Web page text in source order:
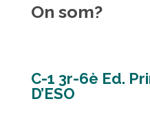
On som?
C-1 3r-6è Ed.
D’ESO